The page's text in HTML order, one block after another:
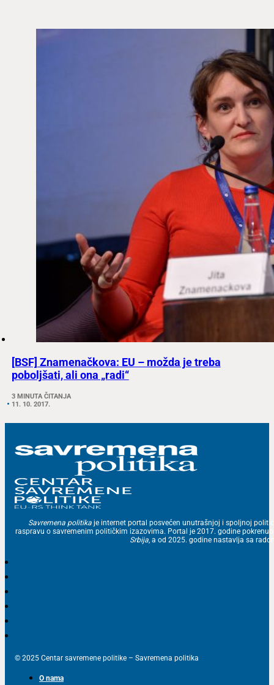
[BSF] Znamenačkova: EU – možda je treba
poboljšati, ali ona „radi“
3 MINUTA ČITANJA
11. 10. 2017.
Savremena politika je internet portal posvećen unutrašnjoj i spoljnoj
raspravu o savremenim političkim izazovima. Portal je 2017. godine
Srbija, a od 2025. godine nastavlja sa
© 2025 Centar savremene politike – Savremena politika
O nama